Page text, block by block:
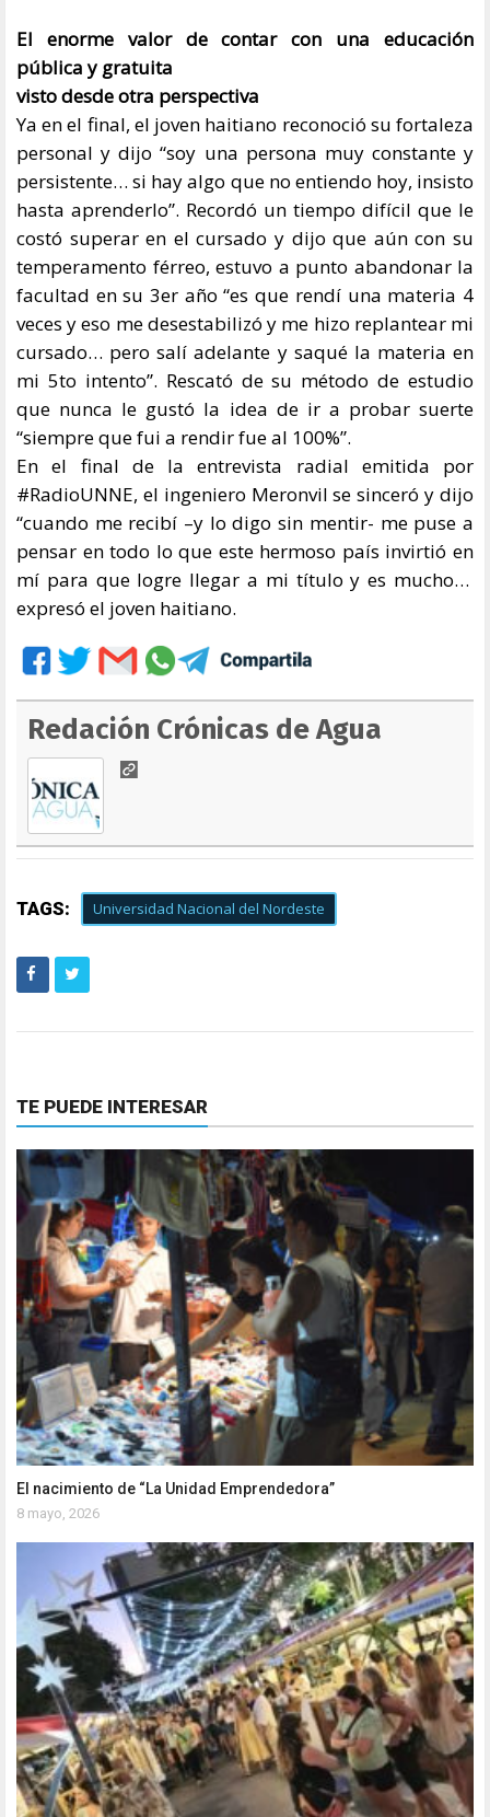
El enorme valor de contar con una educación
pública y gratuita
visto desde otra perspectiva
Ya en el final, el joven haitiano reconoció su fortaleza
personal y dijo “soy una persona muy constante y
persistente… si hay algo que no entiendo hoy, insisto
hasta aprenderlo”. Recordó un tiempo difícil que le
costó superar en el cursado y dijo que aún con su
temperamento férreo, estuvo a punto abandonar la
facultad en su 3er año “es que rendí una materia 4
veces y eso me desestabilizó y me hizo replantear mi
cursado… pero salí adelante y saqué la materia en
mi 5to intento”. Rescató de su método de estudio
que nunca le gustó la idea de ir a probar suerte
“siempre que fui a rendir fue al 100%”.
En el final de la entrevista radial emitida por
#RadioUNNE, el ingeniero Meronvil se sinceró y dijo
“cuando me recibí –y lo digo sin mentir- me puse a
pensar en todo lo que este hermoso país invirtió en
mí para que logre llegar a mi título y es mucho…
expresó el joven haitiano.
Redación Crónicas de Agua
TAGS: Universidad Nacional del Nordeste
TE PUEDE INTERESAR
El nacimiento de “La Unidad Emprendedora”
8 mayo, 2026